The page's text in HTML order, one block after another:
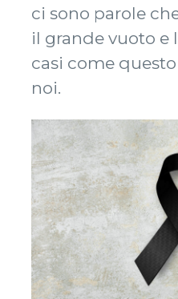
ci sono parole
il grande vuoto e
casi come
noi.